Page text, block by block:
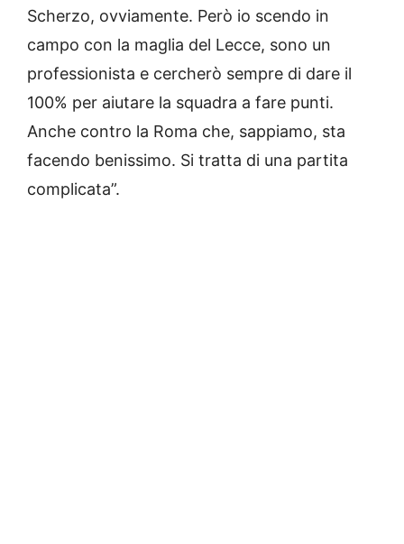
Scherzo, ovviamente. Però io scendo in
campo con la maglia del Lecce, sono un
professionista e cercherò sempre di dare il
100% per aiutare la squadra a fare punti.
Anche contro la Roma che, sappiamo, sta
facendo benissimo. Si tratta di una partita
complicata”.